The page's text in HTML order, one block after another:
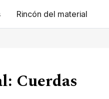
Rincón del material
Cuerdas